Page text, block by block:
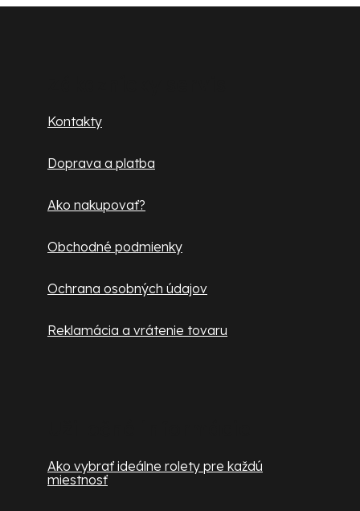
u
Kontakty
Doprava a platba
Ako nakupovať?
Obchodné podmienky
Ochrana osobných údajov
Reklamácia a vrátenie tovaru
Ako vybrať ideálne rolety pre každú
miestnosť